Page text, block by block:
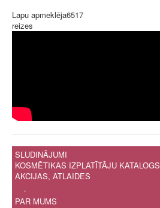
Lapu apmeklēja6517
reizes
SLUDINĀJUMI
KOSMĒTIKAS IZPLATĪTĀJU KATALOGS
AKCIJAS, ATLAIDES
.
PAR MUMS